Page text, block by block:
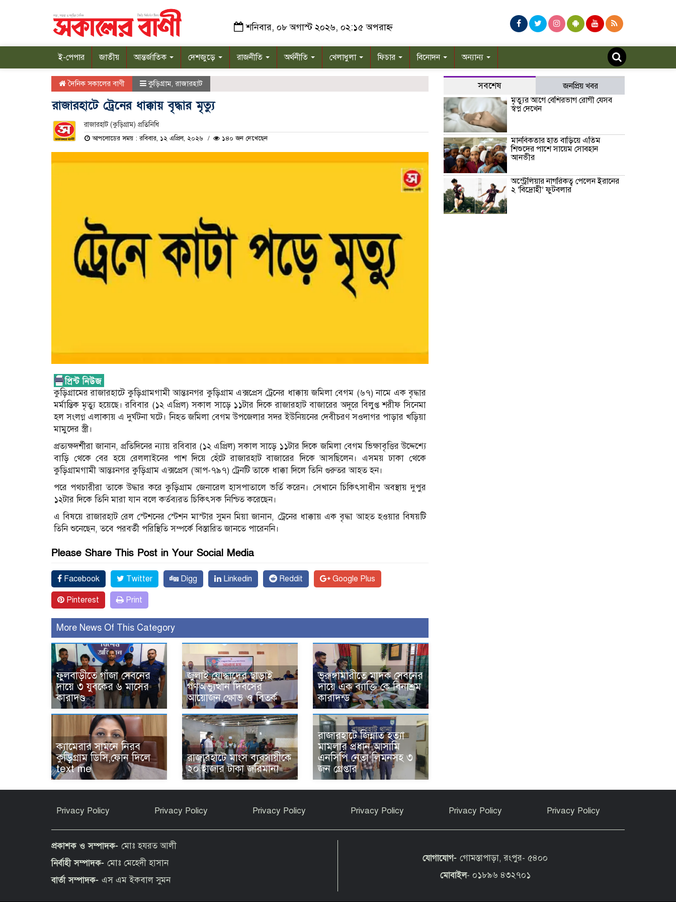
শনিবার, ০৮ অগাস্ট ২০২৬, ০২:১৫ অপরাহ্ন
ই-পেপার জাতীয় আন্তর্জাতিক দেশজুড়ে রাজনীতি অর্থনীতি খেলাধুলা ফিচার বিনোদন অন্যান্য
দৈনিক সকালের বাণী কুড়িগ্রাম, রাজারহাট
রাজারহাটে ট্রেনের ধাক্কায় বৃদ্ধার মৃত্যু
রাজারহাট (কুড়িগ্রাম) প্রতিনিধি
আপলোডের সময় : রবিবার, ১২ এপ্রিল, ২০২৬ ১৪০ জন দেখেছেন
কুড়িগ্রামের রাজারহাটে কুড়িগ্রামগামী আন্তঃনগর কুড়িগ্রাম এক্সপ্রেস ট্রেনের ধাক্কায় জমিলা বেগম (৬৭) নামে এক বৃদ্ধার
মর্মান্তিক মৃত্যু হয়েছে। রবিবার (১২ এপ্রিল) সকাল সাড়ে ১১টার দিকে রাজারহাট বাজারের অদূরে বিলুপ্ত শরীফ সিনেমা
হল সংলগ্ন এলাকায় এ দুর্ঘটনা ঘটে। নিহত জমিলা বেগম উপজেলার সদর ইউনিয়নের দেবীচরণ সওদাগর পাড়ার খড়িয়া
মামুদের স্ত্রী।
প্রত্যক্ষদর্শীরা জানান, প্রতিদিনের ন্যায় রবিবার (১২ এপ্রিল) সকাল সাড়ে ১১টার দিকে জমিলা বেগম ভিক্ষাবৃত্তির উদ্দেশ্যে
বাড়ি থেকে বের হয়ে রেললাইনের পাশ দিয়ে হেঁটে রাজারহাট বাজারের দিকে আসছিলেন। এসময় ঢাকা থেকে
কুড়িগ্রামগামী আন্তঃনগর কুড়িগ্রাম এক্সপ্রেস (আপ-৭৯৭) ট্রেনটি তাকে ধাক্কা দিলে তিনি গুরুতর আহত হন।
পরে পথচারীরা তাকে উদ্ধার করে কুড়িগ্রাম জেনারেল হাসপাতালে ভর্তি করেন। সেখানে চিকিৎসাধীন অবস্থায় দুপুর
১২টার দিকে তিনি মারা যান বলে কর্তব্যরত চিকিৎসক নিশ্চিত করেছেন।
এ বিষয়ে রাজারহাট রেল স্টেশনের স্টেশন মাস্টার সুমন মিয়া জানান, ট্রেনের ধাক্কায় এক বৃদ্ধা আহত হওয়ার বিষয়টি
তিনি শুনেছেন, তবে পরবর্তী পরিস্থিতি সম্পর্কে বিস্তারিত জানতে পারেননি।
Please Share This Post in Your Social Media
Facebook Twitter Digg Linkedin Reddit Google Plus
Pinterest Print
More News Of This Category
ফুলবাড়ীতে গাঁজা সেবনের
দায়ে ৩ যুবকের ৬ মাসের
কারাদণ্ড
জুলাই যোদ্ধাদের ছাড়াই
গণঅভ্যুত্থান দিবসের
আয়োজন,ক্ষোভ ও বিতর্ক
ভূরুঙ্গামারীতে মাদক সেবনের
দায়ে এক ব্যাক্তি কে বিনাশ্রম
কারাদন্ড
‎ক্যামেরার সামনে নিরব
কুড়িগ্রাম ডিসি,ফোন দিলে
text me
রাজারহাটে মাংস ব্যবসায়ীকে
২০ হাজার টাকা জরিমানা
রাজারহাটে জিন্নাত হত্যা
মামলার প্রধান আসামি
এনসিপি নেতা লিমনসহ ৩
জন গ্রেপ্তার
সবশেষ
জনপ্রিয় খবর
মৃত্যুর আগে বেশিরভাগ রোগী যেসব
স্বপ্ন দেখেন
মানবিকতার হাত বাড়িয়ে এতিম
শিশুদের পাশে সায়েম সোবহান
আনভীর
অস্ট্রেলিয়ার নাগরিকত্ব পেলেন ইরানের
২ ‘বিদ্রোহী’ ফুটবলার
Privacy Policy Privacy Policy Privacy Policy Privacy Policy Privacy Policy Privacy Policy
প্রকাশক ও সম্পাদক- মোঃ হযরত আলী
নির্বাহী সম্পাদক- মোঃ মেহেদী হাসান
বার্তা সম্পাদক- এস এম ইকবাল সুমন
যোগাযোগ- গোমস্তাপাড়া, রংপুর- ৫৪০০
মোবাইল- ০১৮৯৬ ৪৩২৭০১